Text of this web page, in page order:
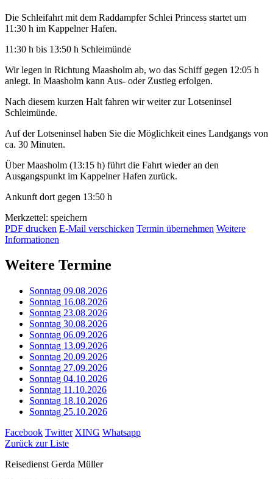
Die Schleifahrt mit dem Raddampfer Schlei Princess startet um
11:30 h im Kappelner Hafen.
11:30 h bis 13:50 h Schleimünde
Wir legen in Richtung Maasholm ab, wo das Schiff gegen 12:05 h
anlegt. In Maasholm kann Aus- oder Zustieg erfolgen.
Nach diesem kurzen Halt fahren wir weiter zur Lotseninsel
Schleimünde.
Auf der Lotseninsel haben Sie die Möglichkeit eines Landgangs von
ca. 30 Minuten.
Über Maasholm (13:15 h) führt die Fahrt wieder an den
Ausgangspunkt im Kappelner Hafen zurück.
Ankunft dort gegen 13:50 h
Merkzettel: speichern
PDF drucken E-Mail verschicken Termin übernehmen Weitere
Informationen
Weitere Termine
Sonntag 09.08.2026
Sonntag 16.08.2026
Sonntag 23.08.2026
Sonntag 30.08.2026
Sonntag 06.09.2026
Sonntag 13.09.2026
Sonntag 20.09.2026
Sonntag 27.09.2026
Sonntag 04.10.2026
Sonntag 11.10.2026
Sonntag 18.10.2026
Sonntag 25.10.2026
Facebook Twitter XING Whatsapp
Zurück zur Liste
Reisedienst Gerda Müller